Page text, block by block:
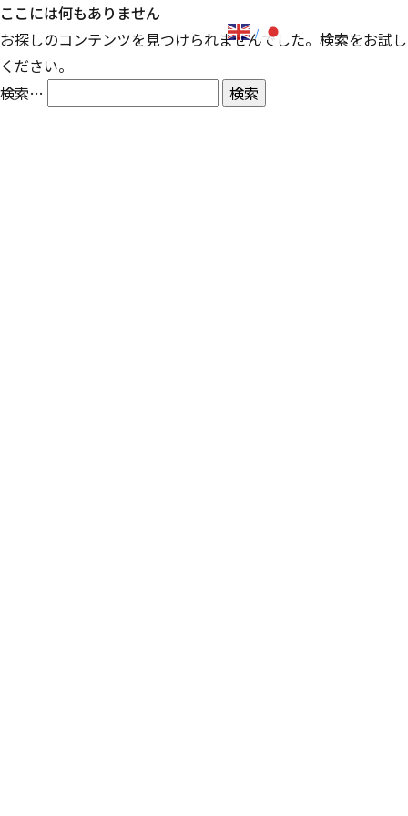
ここには何もありません
お探しのコンテンツを見つけられませんでした。検索をお試し
ください。
検索…